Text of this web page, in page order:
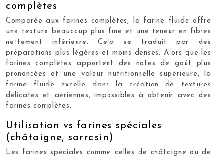
complètes
Comparée aux farines complètes, la farine fluide offre
une texture beaucoup plus fine et une teneur en fibres
nettement inférieure. Cela se traduit par des
préparations plus légères et moins denses. Alors que les
farines complètes apportent des notes de goût plus
prononcées et une valeur nutritionnelle supérieure, la
farine fluide excelle dans la création de textures
délicates et aériennes, impossibles à obtenir avec des
farines complètes.
Utilisation vs farines spéciales
(châtaigne, sarrasin)
Les farines spéciales comme celles de châtaigne ou de